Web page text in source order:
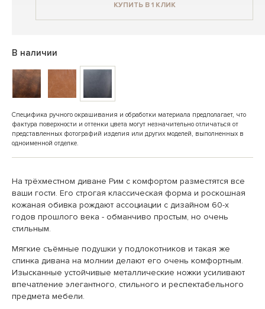
КУПИТЬ В 1 КЛИК
В наличии
Специфика ручного окрашивания и обработки материала предполагает, что
фактура поверхности и оттенки цвета могут незначительно отличаться от
представленных фотографий изделия или других моделей, выполненных в
одноименной отделке.
На трёхместном диване Рим с комфортом разместятся все
ваши гости. Его строгая классическая форма и роскошная
кожаная обивка рождают ассоциации с дизайном 60-х
годов прошлого века - обманчиво простым, но очень
стильным.
Мягкие съёмные подушки у подлокотников и такая же
спинка дивана на молнии делают его очень комфортным.
Изысканные устойчивые металлические ножки усиливают
впечатление элегантного, стильного и респектабельного
предмета мебели.